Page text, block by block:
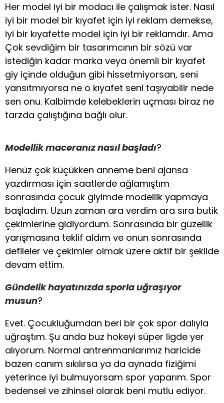
Her model iyi bir modacı ile çalışmak ister. Nasıl
iyi bir model bir kıyafet için iyi reklam demekse,
iyi bir kıyafette model için iyi bir reklamdır. Ama
Çok sevdiğim bir tasarımcının bir sözü var
istediğin kadar marka veya önemli bir kıyafet
giy içinde olduğun gibi hissetmiyorsan, seni
yansıtmıyorsa ne o kıyafet seni taşıyabilir nede
sen onu. Kalbimde kelebeklerin uçması biraz ne
tarzda çalıştığına bağlı olur.
Modellik maceranız nasıl başladı?
Henüz çok küçükken anneme beni ajansa
yazdırması için saatlerde ağlamıştım
sonrasında çocuk giyimde modellik yapmaya
başladım. Uzun zaman ara verdim ara sıra butik
çekimlerine gidiyordum. Sonrasında bir güzellik
yarışmasına teklif aldım ve onun sonrasında
defileler ve çekimler olmak üzere aktif bir şekilde
devam ettim.
Gündelik hayatınızda sporla uğraşıyor
musun?
Evet. Çocukluğumdan beri bir çok spor dalıyla
uğraştım. Şu anda buz hokeyi süper ligde yer
alıyorum. Normal antrenmanlarımız haricide
bazen canım sıkılırsa ya da aynada fiziğimi
yeterince iyi bulmuyorsam spor yaparım. Spor
bedensel ve zihinsel olarak beni mutlu ediyor.